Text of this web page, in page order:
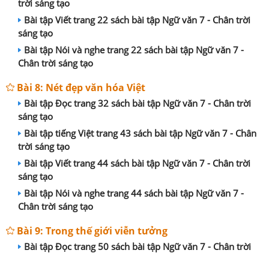
trời sáng tạo
Bài tập Viết trang 22 sách bài tập Ngữ văn 7 - Chân trời
sáng tạo
Bài tập Nói và nghe trang 22 sách bài tập Ngữ văn 7 -
Chân trời sáng tạo
Bài 8: Nét đẹp văn hóa Việt
Bài tập Đọc trang 32 sách bài tập Ngữ văn 7 - Chân trời
sáng tạo
Bài tập tiếng Việt trang 43 sách bài tập Ngữ văn 7 - Chân
trời sáng tạo
Bài tập Viết trang 44 sách bài tập Ngữ văn 7 - Chân trời
sáng tạo
Bài tập Nói và nghe trang 44 sách bài tập Ngữ văn 7 -
Chân trời sáng tạo
Bài 9: Trong thế giới viễn tưởng
Bài tập Đọc trang 50 sách bài tập Ngữ văn 7 - Chân trời